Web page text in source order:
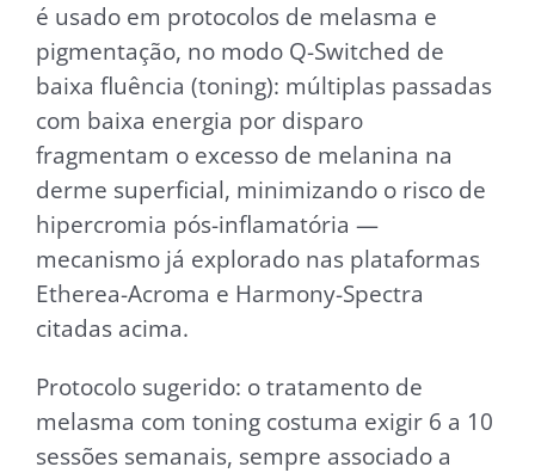
é usado em protocolos de melasma e
pigmentação, no modo Q-Switched de
baixa fluência (toning): múltiplas passadas
com baixa energia por disparo
fragmentam o excesso de melanina na
derme superficial, minimizando o risco de
hipercromia pós-inflamatória —
mecanismo já explorado nas plataformas
Etherea-Acroma e Harmony-Spectra
citadas acima.
Protocolo sugerido: o tratamento de
melasma com toning costuma exigir 6 a 10
sessões semanais, sempre associado a